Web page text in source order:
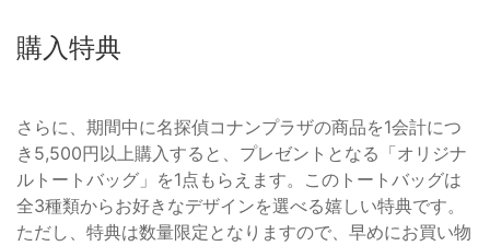
購入特典
さらに、期間中に名探偵コナンプラザの商品を1会計につ
き5,500円以上購入すると、プレゼントとなる「オリジナ
ルトートバッグ」を1点もらえます。このトートバッグは
全3種類からお好きなデザインを選べる嬉しい特典です。
ただし、特典は数量限定となりますので、早めにお買い物